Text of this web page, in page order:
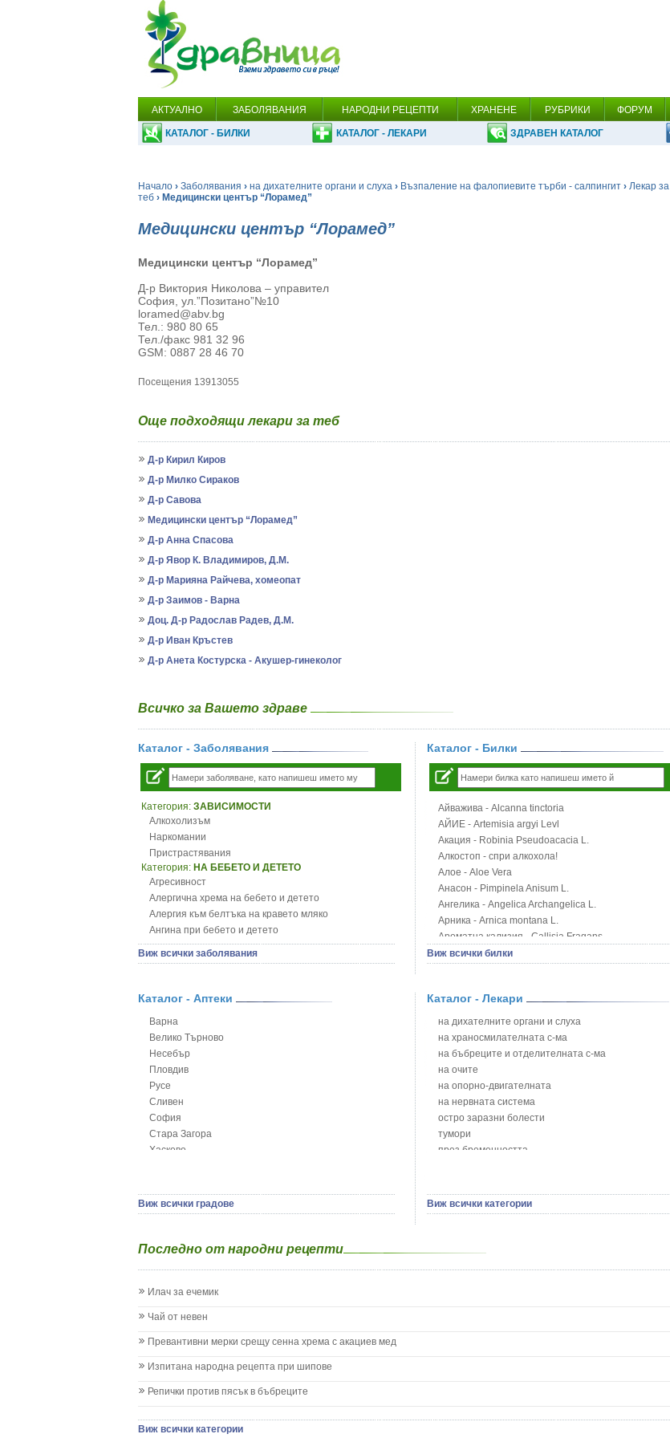
АКТУАЛНО ЗАБОЛЯВАНИЯ НАРОДНИ РЕЦЕПТИ ХРАНЕНЕ РУБРИКИ ФОРУМ
КАТАЛОГ - БИЛКИ КАТАЛОГ - ЛЕКАРИ ЗДРАВЕН КАТАЛОГ
Начало › Заболявания › на дихателните органи и слуха › Възпаление на фалопиевите търби - салпингит › Лекар за
теб › Медицински център “Лорамед”
Медицински център “Лорамед”
Медицински център “Лорамед”
Д-р Виктория Николова – управител
София, ул.”Позитано”№10
loramed@abv.bg
Тел.: 980 80 65
Тел./факс 981 32 96
GSM: 0887 28 46 70
Посещения 13913055
Още подходящи лекари за теб
Д-р Кирил Киров
Д-р Милко Сираков
Д-р Савова
Медицински център “Лорамед”
Д-р Анна Спасова
Д-р Явор К. Владимиров, Д.М.
Д-р Марияна Райчева, хомеопат
Д-р Заимов - Варна
Доц. Д-р Радослав Радев, Д.М.
Д-р Иван Кръстев
Д-р Анета Костурска - Акушер-гинеколог
Всичко за Вашето здраве
Каталог - Заболявания
Категория: ЗАВИСИМОСТИ
Алкохолизъм
Наркомании
Пристрастявания
Категория: НА БЕБЕТО И ДЕТЕТО
Агресивност
Алергична хрема на бебето и детето
Алергия към белтъка на кравето мляко
Ангина при бебето и детето
Анемия при бебето и детето
Апетит - пълни деца
Безапетитие при бебето и детето
Бронхит и пневмония при деца
Варицела
Висока температура на бебето и детето
Възпаление на ушите на бебето и детето
Глисти
Грижа за пъпа на новороденото
Грип при бебето и детето
Гърч
Детски диабет
Жълтеница
Запек на бебето и детето
Кашлица при бебето и детето
Колики
Менингит
Млечница
Нощно напикаване - енуреза
Виж всички заболявания
Каталог - Билки
Айважива - Alcanna tinctoria
АЙИЕ - Artemisia argyi Levl
Акация - Robinia Pseudoacacia L.
Алкостоп - спри алкохола!
Алое - Aloe Vera
Анасон - Pimpinela Anisum L.
Ангелика - Angelica Archangelica L.
Арника - Arnica montana L.
Ароматна кализия - Callisia Fragans
Арония - Sorbus melanocorpa
Блатен аир - Acorus calamus L.
Блатен тъжник - Spirea ulmaria L.
Блян
Бобови шушулки - Phaseolus Vulgaris L.
Божур - Paeonia Decora
Борови връхчета - Pinus sylvestris
Босилек - Ocimum Basillicum
Брей - Tamus Communis
Брош - Rubia tinctorum L.
Бръшлян - Hedera helix L.
Бял имел - Viscum album L.
Бял оман - Inula Helenium L.
Бяла върба - Salix Аlba
Вратига - Tanacetrum Vulgare
Виж всички билки
Каталог - Аптеки
Варна
Велико Търново
Несебър
Пловдив
Русе
Сливен
София
Стара Загора
Хасково
Виж всички градове
Каталог - Лекари
на дихателните органи и слуха
на храносмилателната с-ма
на бъбреците и отделителната с-ма
на очите
на опорно-двигателната
на нервната система
остро заразни болести
тумори
през бременността
сексуални проблеми
на половите органи
Виж всички категории
Последно от народни рецепти
Илач за ечемик
Чай от невен
Превантивни мерки срещу сенна хрема с акациев мед
Изпитана народна рецепта при шипове
Репички против пясък в бъбреците
Виж всички категории